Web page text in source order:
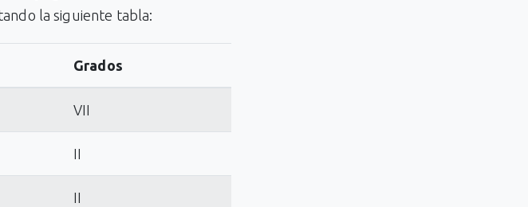
la siguiente tabla:
Grados
VII
II
II